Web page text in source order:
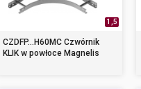
1,5
CZDFP...H60MC Czwórnik
KLIK w powłoce Magnelis